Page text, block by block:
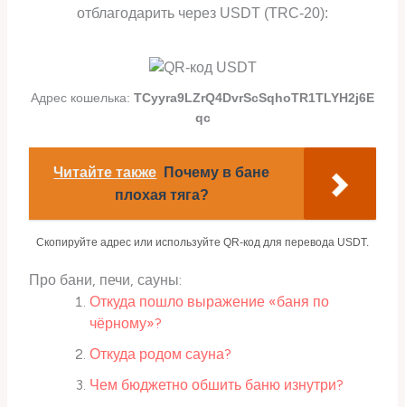
отблагодарить через USDT (TRC-20):
Адрес кошелька: TCyyra9LZrQ4DvrScSqhoTR1TLYH2j6E
qc
Читайте также
Почему в бане
плохая тяга?
Скопируйте адрес или используйте QR-код для перевода USDT.
Про бани, печи, сауны:
Откуда пошло выражение «баня по
чёрному»?
Откуда родом сауна?
Чем бюджетно обшить баню изнутри?